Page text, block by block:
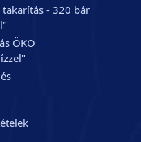
- 320 bár
ÖKO